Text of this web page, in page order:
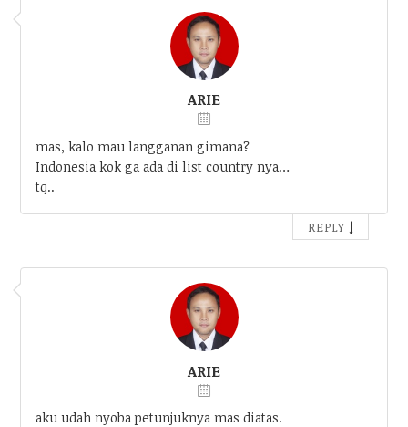
ARIE
mas, kalo mau langganan gimana?
Indonesia kok ga ada di list country nya…
tq..
REPLY ↓
ARIE
aku udah nyoba petunjuknya mas diatas.